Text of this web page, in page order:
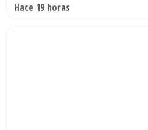
Hace 19 horas